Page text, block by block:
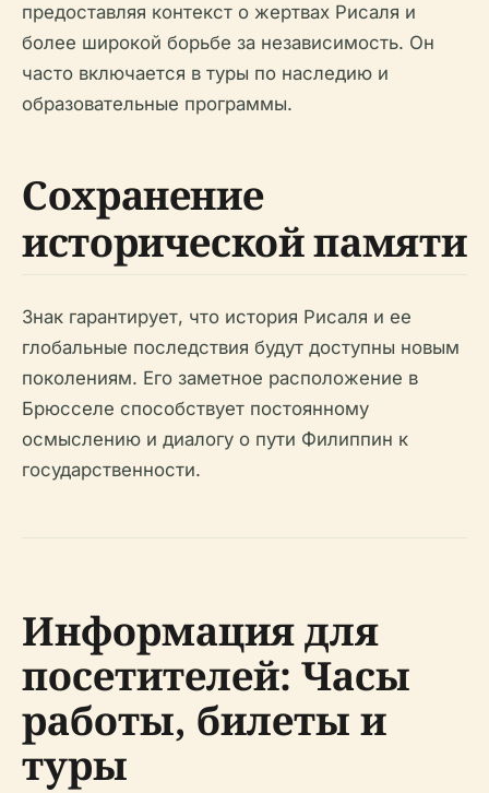
предоставляя контекст о жертвах Рисаля и
более широкой борьбе за независимость. Он
часто включается в туры по наследию и
образовательные программы.
Сохранение
исторической памяти
Знак гарантирует, что история Рисаля и ее
глобальные последствия будут доступны новым
поколениям. Его заметное расположение в
Брюсселе способствует постоянному
осмыслению и диалогу о пути Филиппин к
государственности.
Информация для
посетителей: Часы
работы, билеты и
туры